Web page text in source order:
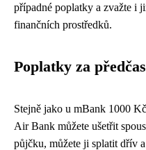
případné poplatky a zvažte i
finančních prostředků.
Poplatky za
Stejně jako u mBank 1000
Air Bank můžete ušetřit
půjčku, můžete ji splatit dřív